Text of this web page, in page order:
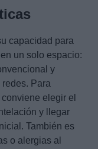
capacidad para
en un solo espacio:
y
Para
elegir el
y llegar
También es
o alergias al